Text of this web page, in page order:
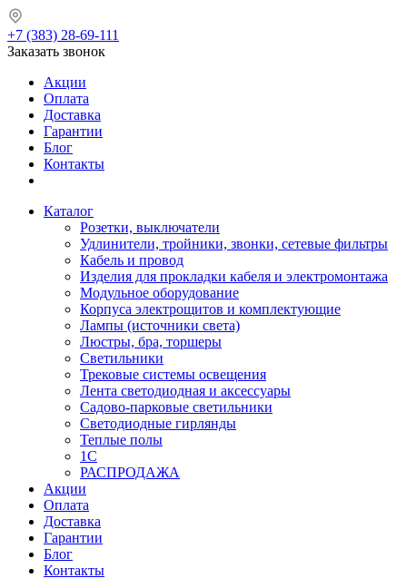
+7 (383) 28-69-111
Заказать звонок
Акции
Оплата
Доставка
Гарантии
Блог
Контакты
Каталог
Розетки, выключатели
Удлинители, тройники, звонки, сетевые фильтры
Кабель и провод
Изделия для прокладки кабеля и электромонтажа
Модульное оборудование
Корпуса электрощитов и комплектующие
Лампы (источники света)
Люстры, бра, торшеры
Светильники
Трековые системы освещения
Лента светодиодная и аксессуары
Садово-парковые светильники
Светодиодные гирлянды
Теплые полы
1С
РАСПРОДАЖА
Акции
Оплата
Доставка
Гарантии
Блог
Контакты